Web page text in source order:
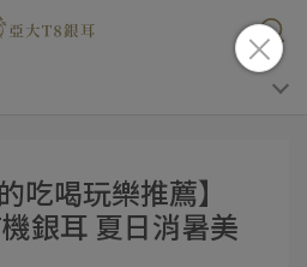
吃喝玩樂推薦】
銀耳 夏日消暑美